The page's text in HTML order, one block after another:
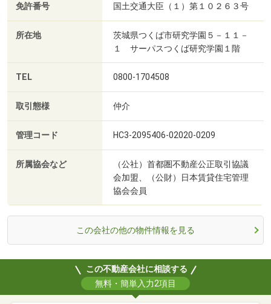
免許番号 国土交通大臣（１）第１０２６３号
所在地
茨城県つくば市研究学園５－１１－
１ サーパスつくば研究学園１階
TEL 0800-1704508
取引態様 仲介
管理コード HC3-2095406-02020-0209
所属協会など
（公社）首都圏不動産公正取引協議
会加盟、（公財）日本賃貸住宅管理
協会会員
この会社の他の物件情報を見る
この不動産会社に相談する
無料・簡単入力2項目